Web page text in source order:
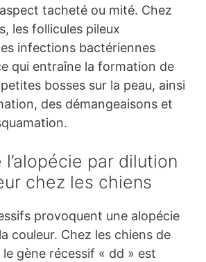
tacheté ou mité. Chez
les follicules pileux
infections bactériennes
qui entraîne la formation de
bosses sur la peau, ainsi
des démangeaisons et
l’alopécie par dilution
chez les chiens
provoquent une alopécie
couleur. Chez les chiens de
le gène récessif « dd » est